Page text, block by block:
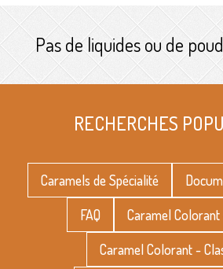
Pas de liquides ou de
RECHERCHES
Caramels de Spécialité
FAQ
Caramel Colorant
Caramel Colorant -